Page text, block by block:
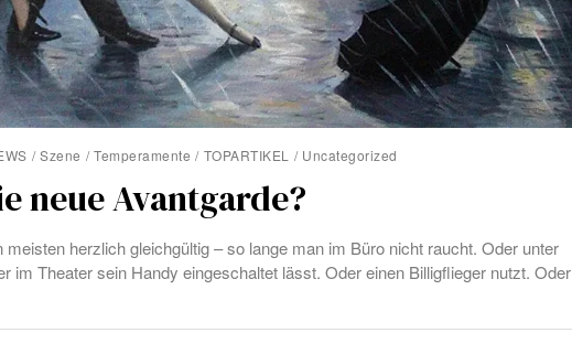
/ Szene / Temperamente / TOPARTIKEL / Uncategorized
neue Avantgarde?
herzlich gleichgültig – so lange man im Büro nicht raucht. Oder unter
im Theater sein Handy eingeschaltet lässt. Oder einen Billigflieger nutzt. Oder